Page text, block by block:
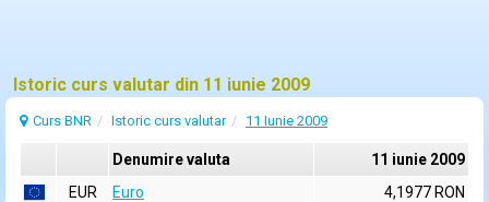
Istoric curs valutar din 11 iunie 2009
Curs BNR Istoric curs valutar 11 Iunie 2009
Denumire valuta
11 iunie 2009
EUR
Euro
4,1977 RON